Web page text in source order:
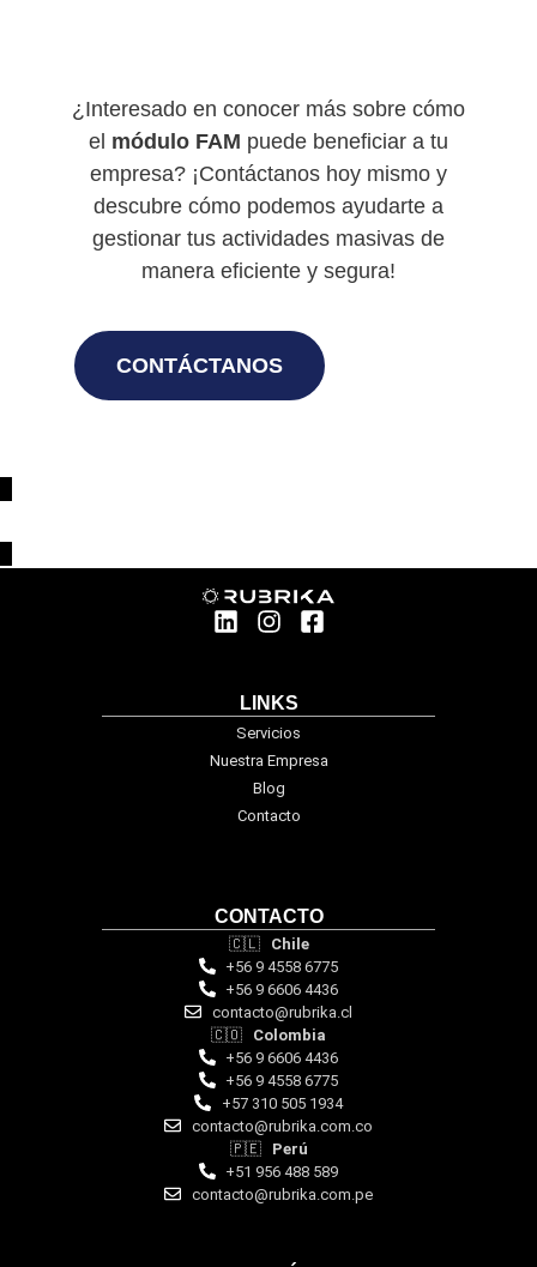
¿Interesado en conocer más sobre cómo
el módulo FAM puede beneficiar a tu
empresa? ¡Contáctanos hoy mismo y
descubre cómo podemos ayudarte a
gestionar tus actividades masivas de
manera eficiente y segura!
CONTÁCTANOS
LINKS
Servicios
Nuestra Empresa
Blog
Contacto
CONTACTO
🇨🇱 Chile
+56 9 4558 6775
+56 9 6606 4436
contacto@rubrika.cl
🇨🇴 Colombia
+56 9 6606 4436
+56 9 4558 6775
‪+57 310 505 1934‬
contacto@rubrika.com.co
🇵🇪 Perú
+51 956 488 589
contacto@rubrika.com.pe